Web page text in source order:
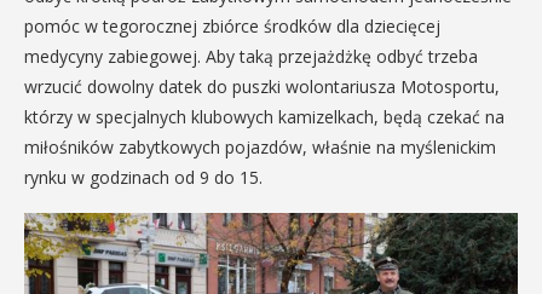
pomóc w tegorocznej zbiórce środków dla dziecięcej
medycyny zabiegowej. Aby taką przejażdżkę odbyć trzeba
wrzucić dowolny datek do puszki wolontariusza Motosportu,
którzy w specjalnych klubowych kamizelkach, będą czekać na
miłośników zabytkowych pojazdów, właśnie na myślenickim
rynku w godzinach od 9 do 15.